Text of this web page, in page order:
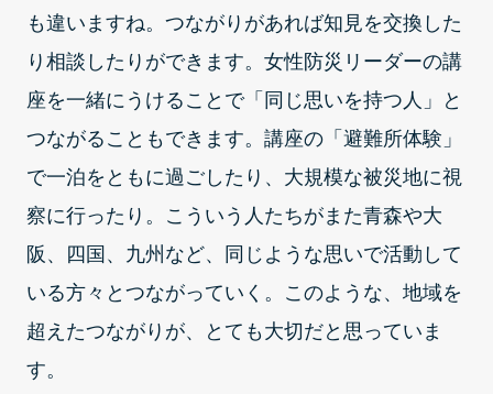
も違いますね。つながりがあれば知見を交換した
り相談したりができます。女性防災リーダーの講
座を一緒にうけることで「同じ思いを持つ人」と
つながることもできます。講座の「避難所体験」
で一泊をともに過ごしたり、大規模な被災地に視
察に行ったり。こういう人たちがまた青森や大
阪、四国、九州など、同じような思いで活動して
いる方々とつながっていく。このような、地域を
超えたつながりが、とても大切だと思っていま
す。